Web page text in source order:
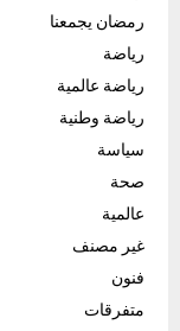
رمضان يجمعنا
رياضة
رياضة عالمية
رياضة وطنية
سياسة
صحة
عالمية
غير مصنف
فنون
متفرقات